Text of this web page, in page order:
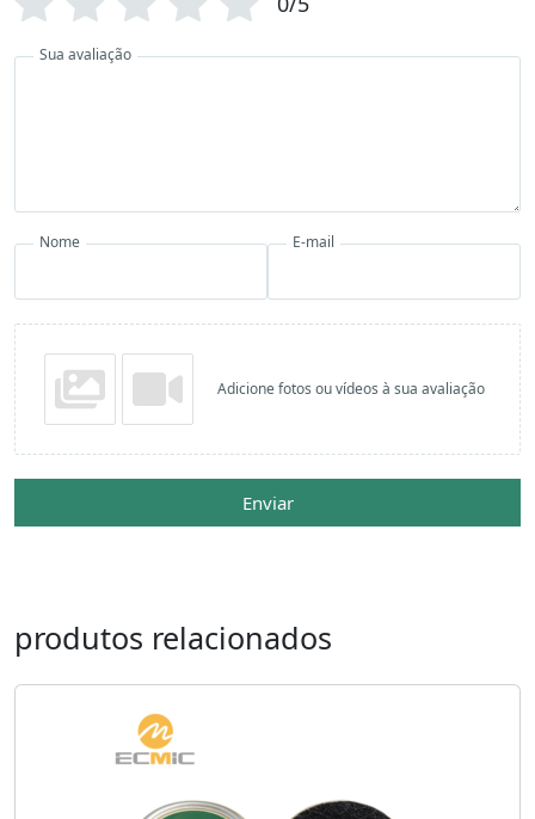
Sua avaliação
Nome E-mail
Adicione fotos ou vídeos à sua avaliação
Enviar
produtos relacionados